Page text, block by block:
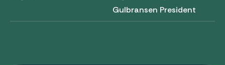
Gulbransen President